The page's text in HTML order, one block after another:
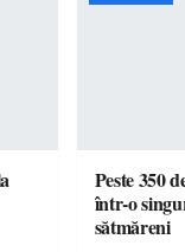
Peste 350
într-o
sătmăreni